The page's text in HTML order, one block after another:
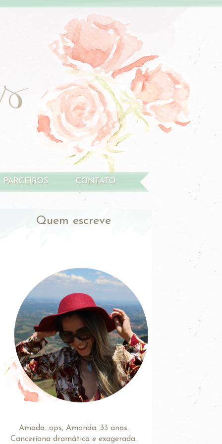
PARCEIROS CONTATO
Quem escreve
Amada...ops, Amanda. 33 anos.
Canceriana dramática e exagerada.